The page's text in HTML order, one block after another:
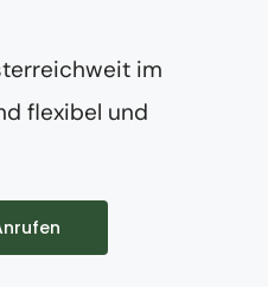
im
flexibel und